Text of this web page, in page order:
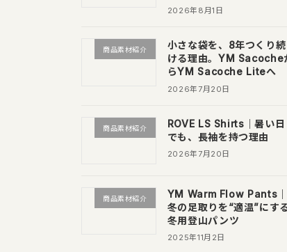
2026年8月1日
商品素材紹介
小さな袋を、8年つくり続
ける理由。YM Sacoche
らYM Sacoche Liteへ
2026年7月20日
商品素材紹介
ROVE LS Shirts｜暑い日
でも、長袖を持つ理由
2026年7月20日
商品素材紹介
YM Warm Flow Pants｜
冬の足取りを“適温”にす
冬用登山パンツ
2025年11月2日